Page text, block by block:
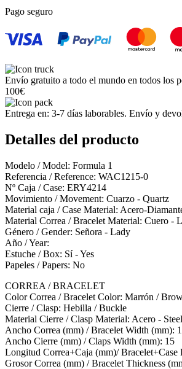
Pago seguro
Envío gratuito a todo el mundo en todos los
100€
Entrega en: 3-7 días laborables. Envío y
Detalles del producto
Modelo / Model: Formula 1
Referencia / Reference: WAC1215-0
Nº Caja / Case: ERY4214
Movimiento / Movement: Cuarzo - Quartz
Material caja / Case Material: Acero-
Material Correa / Bracelet Material: Cuero -
Género / Gender: Señora - Lady
Año / Year:
Estuche / Box: Sí - Yes
Papeles / Papers: No
CORREA / BRACELET
Color Correa / Bracelet Color: Marrón /
Cierre / Clasp: Hebilla / Buckle
Material Cierre / Clasp Material: Acero - Steel
Ancho Correa (mm) / Bracelet Width (mm):
Ancho Cierre (mm) / Claps Width (mm): 15
Longitud Correa+Caja (mm)/
Grosor Correa (mm) / Bracelet Thickness